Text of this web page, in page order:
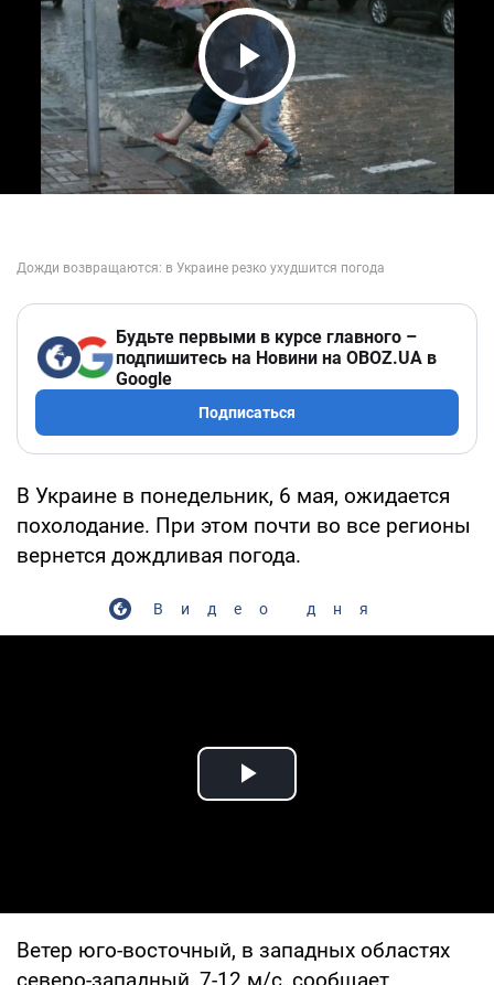
Play Video
Будьте первыми в курсе главного –
подпишитесь на Новини на OBOZ.UA в
Google
Подписаться
В Украине в понедельник, 6 мая, ожидается
похолодание. При этом почти во все регионы
вернется дождливая погода.
Видео дня
Play Video
Ветер юго-восточный, в западных областях
северо-западный, 7-12 м/с, сообщает